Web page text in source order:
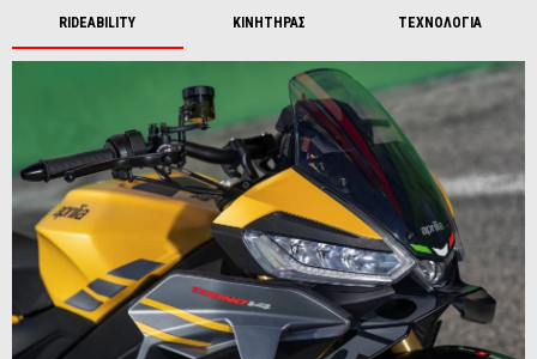
RIDEABILITY ΚΙΝΗΤΗΡΑΣ ΤΕΧΝΟΛΟΓΙΑ